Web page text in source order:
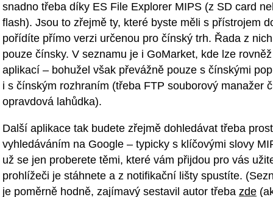
snadno třeba díky ES File Explorer MIPS (z SD card
flash). Jsou to zřejmě ty, které byste měli s přístrojem
pořídíte přímo verzi určenou pro čínský trh. Řada z
pouze čínsky. V seznamu je i GoMarket, kde lze
aplikací – bohužel však převážně pouze s čínskými
i s čínským rozhraním (třeba FTP souborový manažer
opravdová lahůdka).
Další aplikace tak budete zřejmě dohledávat třeba
vyhledáváním na Google – typicky s klíčovými slovy
už se jen proberete těmi, které vám přijdou pro vás
prohlížeči je stáhnete a z notifikační lišty spustíte.
je poměrně hodně, zajímavý sestavil autor třeba zde